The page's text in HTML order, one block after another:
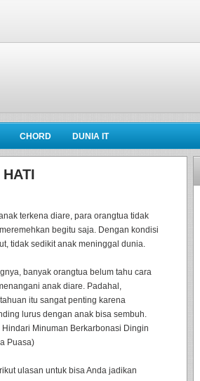
CHORD DUNIA IT
terkena diare, para orangtua tidak
begitu saja. Dengan kondisi
tidak sedikit anak meninggal dunia.
banyak orangtua belum tahu cara
anak diare. Padahal,
itu sangat penting karena
lurus dengan anak bisa sembuh.
Hindari Minuman Berkarbonasi Dingin
Puasa)
ulasan untuk bisa Anda jadikan